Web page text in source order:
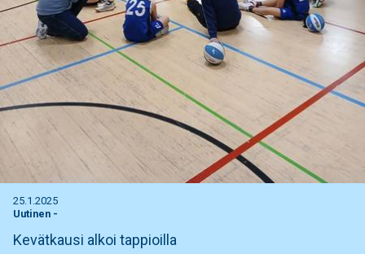
25.1.2025
Uutinen -
Kevätkausi alkoi tappioilla